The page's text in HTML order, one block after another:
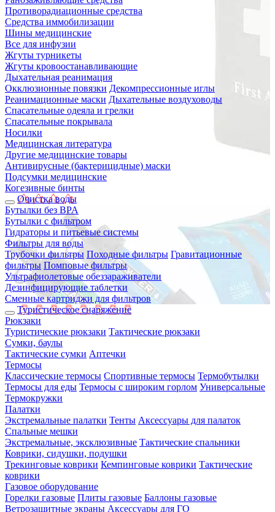
Противорадиационные средства
Средства иммобилизации
Шины медицинские
Все для инфузии
Жгуты турникеты
Жгуты кровоостанавливающие
Дыхательная реанимация
Окклюзионные повязки Декомпрессионные иглы
Реанимационные маски Дыхательные воздуховоды
Спасательные одеяла и грелки
Спасательные покрывала
Носилки
Медицинская литература
Другие медицинские товары
Антивирусные (бактерицидные) маски
Подсумки медицинские
Когезивные бинты
Очистка воды
Бутылки без BPA
Бутылки с фильтром
Гидраторы и питьевые системы
Фильтры для воды
Трубочки фильтры Походные фильтры Гравитационные
фильтры Помповые фильтры
Ультрафиолетовые обеззараживатели
Дезинфицирующие таблетки
Сменные картриджи для фильтров
Туристическое снаряжение
Рюкзаки
Туристические рюкзаки Тактические рюкзаки
Сумки, баулы
Тактические сумки Аптечки
Термосы
Классические термосы Спортивные термосы Термобутылки
Термосы для еды Термосы с широким горлом Универсальные
Термокружки
Палатки
Экстремальные палатки Тенты Аксессуары для палаток
Спальные мешки
Экстремальные, эксклюзивные Тактические спальники
Коврики, сидушки, подушки
Трекинговые коврики Кемпинговые коврики Тактические
коврики
Газовое оборудование
Горелки газовые Плиты газовые Баллоны газовые
Ветрозащитные экраны Аксессуары для ГО